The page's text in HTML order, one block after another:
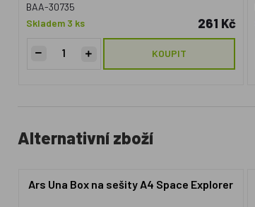
BAA-30735
Skladem 3 ks
261 Kč
KOUPIT
Alternativní zboží
Ars Una Box na sešity A4 Space Explorer